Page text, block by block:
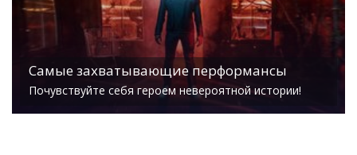
Самые захватывающие перформансы
Почувствуйте себя героем невероятной истории!